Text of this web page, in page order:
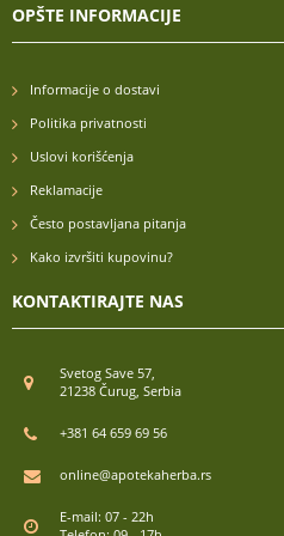
OPŠTE INFORMACIJE
Informacije o dostavi
Politika privatnosti
Uslovi korišćenja
Reklamacije
Često postavljana pitanja
Kako izvršiti kupovinu?
KONTAKTIRAJTE NAS
Svetog Save 57,
21238 Čurug, Serbia
+381 64 659 69 56
online@apotekaherba.rs
E-mail: 07 - 22h